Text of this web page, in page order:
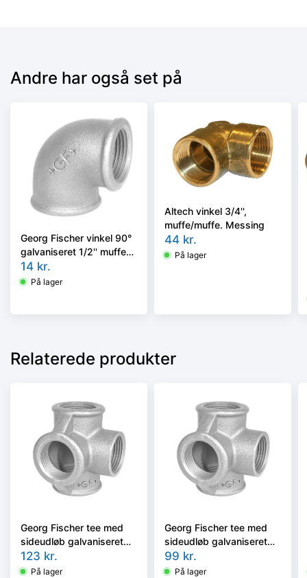
Andre har også set på
Georg Fischer vinkel 90°
galvaniseret 1/2'' muffe-
muffe
14 kr.
På lager
Altech vinkel 3/4'',
muffe/muffe. Messing
44 kr.
På lager
Relaterede produkter
Georg Fischer tee med
sideudløb galvaniseret
3/4''
123 kr.
På lager
Georg Fischer tee med
sideudløb galvaniseret
1/2''
99 kr.
På lager